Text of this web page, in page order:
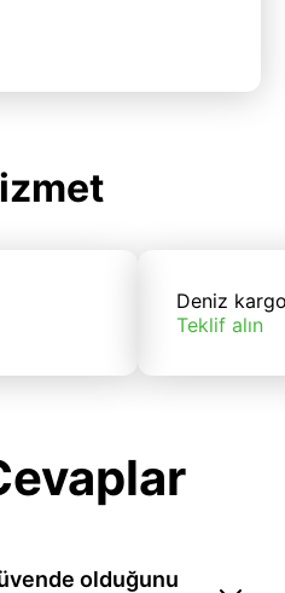
Deniz
Teklif alın
olduğunu